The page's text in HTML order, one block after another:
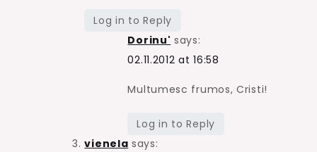
Log in to Reply
Dorinu' says:
02.11.2012 at 16:58
Multumesc frumos, Cristi!
Log in to Reply
vienela says: